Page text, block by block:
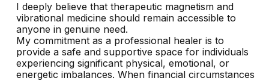
I deeply believe that therapeutic magnetism and
vibrational medicine should remain accessible to
anyone in genuine need.
My commitment as a professional healer is to
provide a safe and supportive space for individuals
experiencing significant physical, emotional, or
energetic imbalances. When financial circumstances